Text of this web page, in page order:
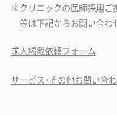
クリニックの医師採用ご
等は下記からお問い合わ
求人掲載依頼フォーム
サービス・その他お問い合